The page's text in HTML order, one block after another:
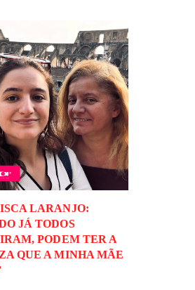
LARANJO:
JÁ TODOS
PODEM TER A
QUE A MINHA MÃE